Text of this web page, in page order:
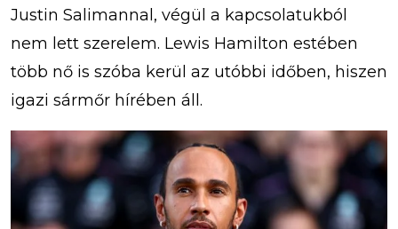
Justin Salimannal, végül a kapcsolatukból
nem lett szerelem. Lewis Hamilton estében
több nő is szóba kerül az utóbbi időben, hiszen
igazi sármőr hírében áll.